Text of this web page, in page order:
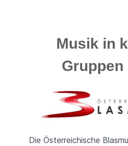
Musik in
Gruppen
Die Österreichische